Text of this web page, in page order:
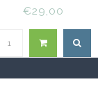
€29,00